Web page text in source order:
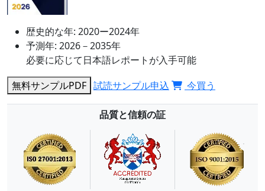
歴史的な年: 2020ー2024年
予測年: 2026－2035年
必要に応じて日本語レポートが入手可能
無料サンプルPDF 試読サンプル申込 今買う
品質と信頼の証